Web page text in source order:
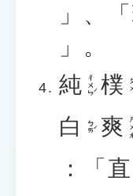
」、「
」。
純 ㄔㄨㄣˊ 樸
白 ㄅㄞˊ 爽 ㄕ
：「 直